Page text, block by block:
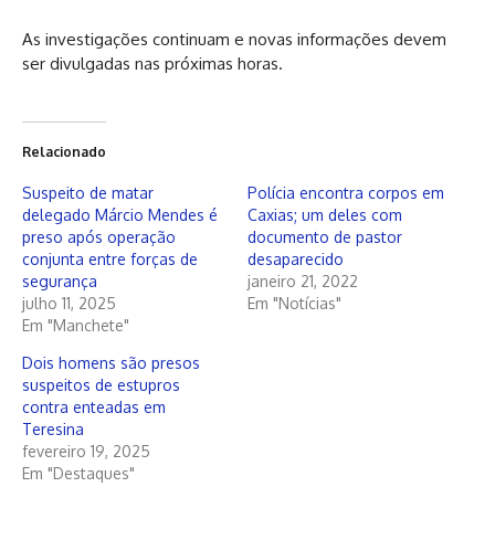
As investigações continuam e novas informações devem
ser divulgadas nas próximas horas.
Relacionado
Suspeito de matar
delegado Márcio Mendes é
preso após operação
conjunta entre forças de
segurança
julho 11, 2025
Em "Manchete"
Polícia encontra corpos em
Caxias; um deles com
documento de pastor
desaparecido
janeiro 21, 2022
Em "Notícias"
Dois homens são presos
suspeitos de estupros
contra enteadas em
Teresina
fevereiro 19, 2025
Em "Destaques"